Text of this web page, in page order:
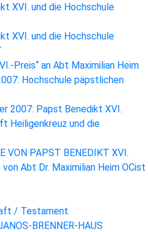
XVI. und die Hochschule
XVI. und die Hochschule
Preis“ an Abt Maximilian Heim
Hochschule päpstlichen
2007: Papst Benedikt XVI.
Heiligenkreuz und die
VON PAPST BENEDIKT XVI.
Abt Dr. Maximilian Heim OCist
/ Testament
BRENNER-HAUS